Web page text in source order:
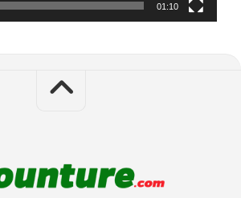
01:10